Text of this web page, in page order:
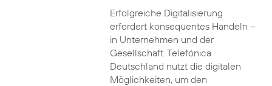
Erfolgreiche Digitalisierung
erfordert konsequentes Handeln –
in Unternehmen und der
Gesellschaft. Telefónica
Deutschland nutzt die digitalen
Möglichkeiten, um den